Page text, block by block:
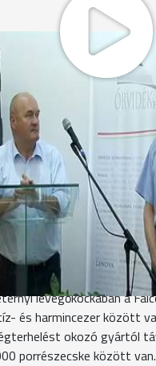
tartott az
Péter, a Levegő
közel húsz éve
az eredményéről
országgyűlési képviselője
a civil szervezettől.
- vezető, Levegő
nem jártam
amely még nagy
2-2,5 kilométer
égett fűrészpor, iletve
szerint egy kockacukor
levegőkockában a
és harmincezer között
okozó gyártól
porrészecske között